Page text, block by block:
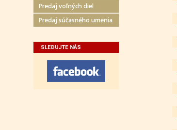
Predaj voľných diel
Predaj súčasného umenia
SLEDUJTE NÁS